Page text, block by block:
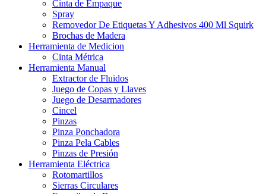
Cinta de Empaque
Spray
Removedor De Etiquetas Y Adhesivos 400 Ml Squirk
Brochas de Madera
Herramienta de Medicion
Cinta Métrica
Herramienta Manual
Extractor de Fluidos
Juego de Copas y Llaves
Juego de Desarmadores
Cincel
Pinzas
Pinza Ponchadora
Pinza Pela Cables
Pinzas de Presión
Herramienta Eléctrica
Rotomartillos
Sierras Circulares